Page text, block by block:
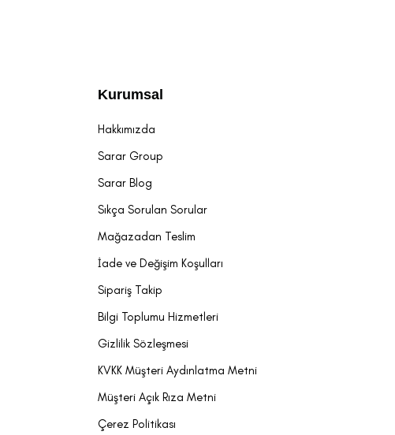
Kurumsal
Hakkımızda
Sarar Group
Sarar Blog
Sıkça Sorulan Sorular
Mağazadan Teslim
İade ve Değişim Koşulları
Sipariş Takip
Bilgi Toplumu Hizmetleri
Gizlilik Sözleşmesi
KVKK Müşteri Aydınlatma Metni
Müşteri Açık Rıza Metni
Çerez Politikası